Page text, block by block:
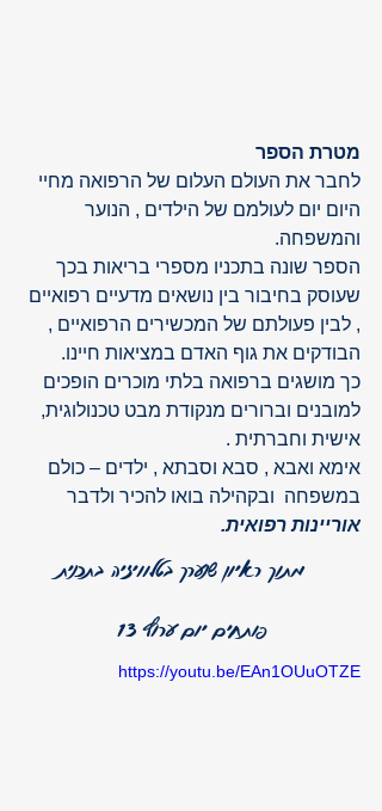
מטרת הספר
לחבר את העולם העלום של הרפואה מחיי
היום יום לעולמם של הילדים , הנוער
והמשפחה.
הספר שונה בתכניו מספרי בריאות בכך
שעוסק בחיבור בין נושאים מדעיים רפואיים
, לבין פעולתם של המכשירים הרפואיים ,
הבודקים את גוף האדם במציאות חיינו.
כך מושגים ברפואה בלתי מוכרים הופכים
למובנים וברורים מנקודת מבט טכנולוגית,
אישית וחברתית .
אימא ואבא , סבא וסבתא , ילדים – כולם
במשפחה  ובקהילה בואו להכיר ולדבר
אוריינות רפואית.
    מתוך ראיון שנערך בטלוויזיה בתכנית
פותחים יום ערוץ 13
https://youtu.be/EAn1OUuOTZE